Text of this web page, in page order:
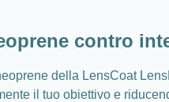
contro
della LensCoat
il tuo obiettivo e